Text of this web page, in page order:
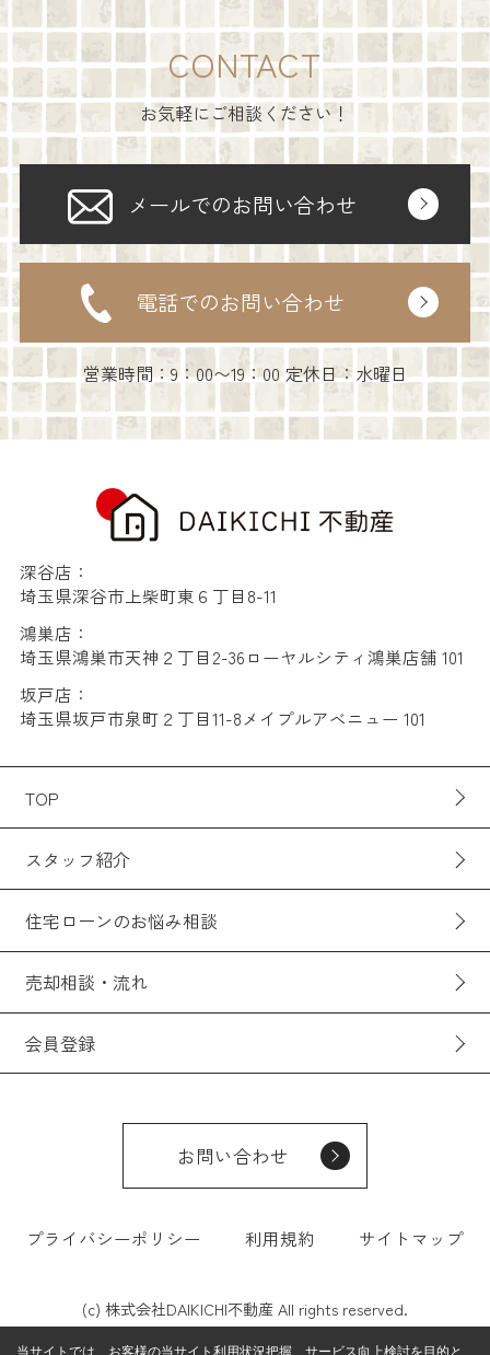
CONTACT
お気軽にご相談ください！
メールでのお問い合わせ
電話でのお問い合わせ
営業時間：9：00〜19：00 定休日：水曜日
深谷店：
埼玉県深谷市上柴町東６丁目8-11
鴻巣店：
埼玉県鴻巣市天神２丁目2-36ローヤルシティ鴻巣店舗 101
坂戸店：
埼玉県坂戸市泉町２丁目11-8メイプルアベニュー 101
TOP
スタッフ紹介
住宅ローンのお悩み相談
売却相談・流れ
会員登録
お問い合わせ
プライバシーポリシー 利用規約 サイトマップ
(c) 株式会社DAIKICHI不動産 All rights reserved.
当サイトでは、お客様の当サイト利用状況把握、サービス向上検討を目的と